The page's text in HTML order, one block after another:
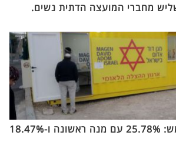
מחברי המועצה הדתית נשים.
מתחסנים בבית שמש: 25.78% עם מנה ראשונה ו-18.47%